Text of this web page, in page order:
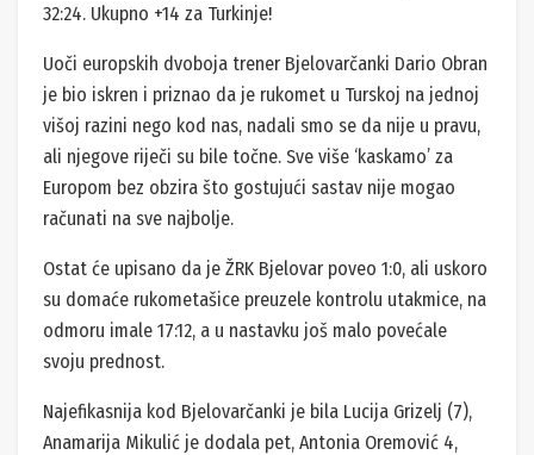
32:24. Ukupno +14 za Turkinje!
Uoči europskih dvoboja trener Bjelovarčanki Dario Obran
je bio iskren i priznao da je rukomet u Turskoj na jednoj
višoj razini nego kod nas, nadali smo se da nije u pravu,
ali njegove riječi su bile točne. Sve više ‘kaskamo’ za
Europom bez obzira što gostujući sastav nije mogao
računati na sve najbolje.
Ostat će upisano da je ŽRK Bjelovar poveo 1:0, ali uskoro
su domaće rukometašice preuzele kontrolu utakmice, na
odmoru imale 17:12, a u nastavku još malo povećale
svoju prednost.
Najefikasnija kod Bjelovarčanki je bila Lucija Grizelj (7),
Anamarija Mikulić je dodala pet, Antonia Oremović 4,